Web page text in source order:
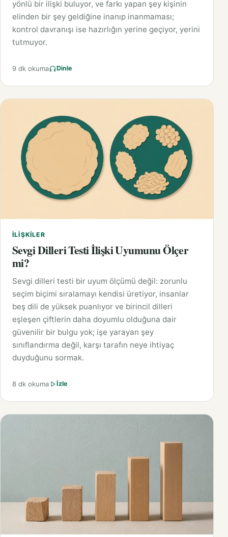
yönlü bir ilişki buluyor, ve farkı yapan şey kişinin
elinden bir şey geldiğine inanıp inanmaması;
kontrol davranışı ise hazırlığın yerine geçiyor, yerini
tutmuyor.
9 dk okuma Dinle
İLIŞKILER
Sevgi Dilleri Testi İlişki Uyumunu Ölçer
mi?
Sevgi dilleri testi bir uyum ölçümü değil: zorunlu
seçim biçimi sıralamayı kendisi üretiyor, insanlar
beş dili de yüksek puanlıyor ve birincil dilleri
eşleşen çiftlerin daha doyumlu olduğuna dair
güvenilir bir bulgu yok; işe yarayan şey
sınıflandırma değil, karşı tarafın neye ihtiyaç
duyduğunu sormak.
8 dk okuma İzle